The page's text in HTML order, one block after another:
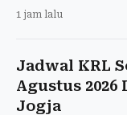
1 jam lalu
Jadwal KRL
Agustus
Jogja